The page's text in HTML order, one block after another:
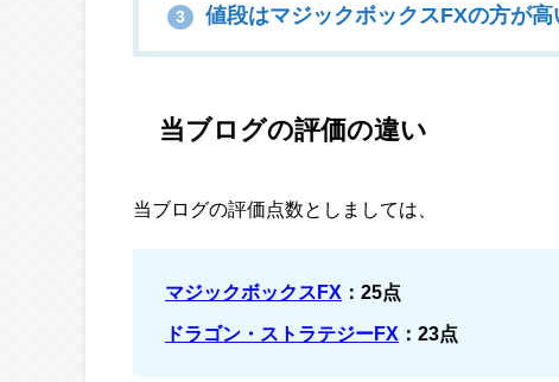
3 値段はマジックボックスFXの方が高
当ブログの評価の違い
当ブログの評価点数としましては、
マジックボックスFX ：25点
ドラゴン・ストラテジーFX ：23点